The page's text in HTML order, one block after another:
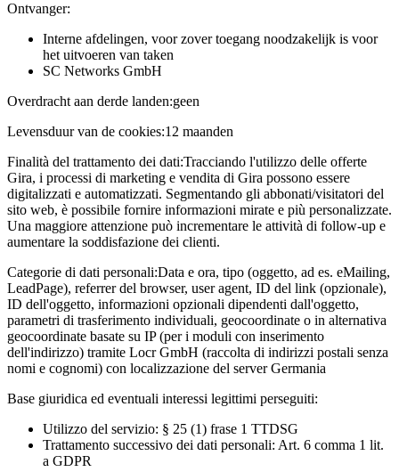
Ontvanger:
Interne afdelingen, voor zover toegang noodzakelijk is voor
het uitvoeren van taken
SC Networks GmbH
Overdracht aan derde landen:geen
Levensduur van de cookies:12 maanden
Finalità del trattamento dei dati:Tracciando l'utilizzo delle offerte
Gira, i processi di marketing e vendita di Gira possono essere
digitalizzati e automatizzati. Segmentando gli abbonati/visitatori del
sito web, è possibile fornire informazioni mirate e più personalizzate.
Una maggiore attenzione può incrementare le attività di follow-up e
aumentare la soddisfazione dei clienti.
Categorie di dati personali:Data e ora, tipo (oggetto, ad es. eMailing,
LeadPage), referrer del browser, user agent, ID del link (opzionale),
ID dell'oggetto, informazioni opzionali dipendenti dall'oggetto,
parametri di trasferimento individuali, geocoordinate o in alternativa
geocoordinate basate su IP (per i moduli con inserimento
dell'indirizzo) tramite Locr GmbH (raccolta di indirizzi postali senza
nomi e cognomi) con localizzazione del server Germania
Base giuridica ed eventuali interessi legittimi perseguiti:
Utilizzo del servizio: § 25 (1) frase 1 TTDSG
Trattamento successivo dei dati personali: Art. 6 comma 1 lit.
a GDPR